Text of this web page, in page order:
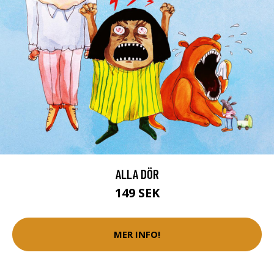
ALLA DÖR
149 SEK
MER INFO!